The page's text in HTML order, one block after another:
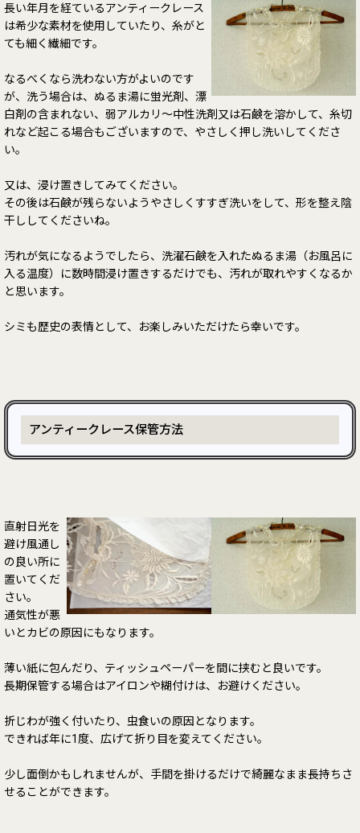
長い年月を経ているアンティークレース
は希少な素材を使用していたり、糸がと
ても細く繊細です。
なるべくなら洗わない方がよいのです
が、洗う場合は、ぬるま湯に蛍光剤、漂
白剤の含まれない、弱アルカリ～中性洗剤又は石鹸を溶かして、糸切
れなど起こる場合もございますので、やさしく押し洗いしてくださ
い。
又は、浸け置きしてみてください。
その後は石鹸が残らないようやさしくすすぎ洗いをして、形を整え陰
干ししてくださいね。
汚れが気になるようでしたら、洗濯石鹸を入れたぬるま湯（お風呂に
入る温度）に数時間浸け置きするだけでも、汚れが取れやすくなるか
と思います。
シミも歴史の表情として、お楽しみいただけたら幸いです。
アンティークレース保管方法
直射日光を
避け風通し
の良い所に
置いてくだ
さい。
通気性が悪
いとカビの原因にもなります。
薄い紙に包んだり、ティッシュペーパーを間に挟むと良いです。
長期保管する場合はアイロンや糊付けは、お避けください。
折じわが強く付いたり、虫食いの原因となります。
できれば年に1度、広げて折り目を変えてください。
少し面倒かもしれませんが、手間を掛けるだけで綺麗なまま長持ちさ
せることができます。